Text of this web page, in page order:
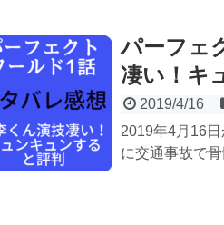
パーフェ
凄い！キ
2019/4/16
2019年4月16
に交通事故で